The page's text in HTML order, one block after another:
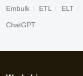
Embulk ETL ELT
ChatGPT